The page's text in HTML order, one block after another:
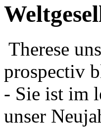
Therese
prospectiv
- Sie ist im
unser